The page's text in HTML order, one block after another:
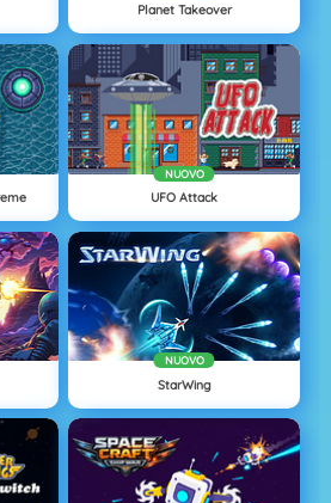
Planet Takeover
NUOVO
UFO Attack
NUOVO
StarWing